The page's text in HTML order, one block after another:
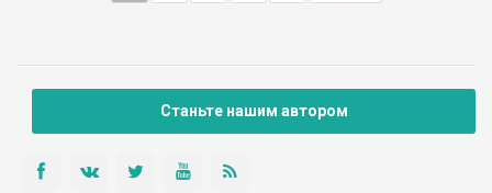
Станьте нашим автором